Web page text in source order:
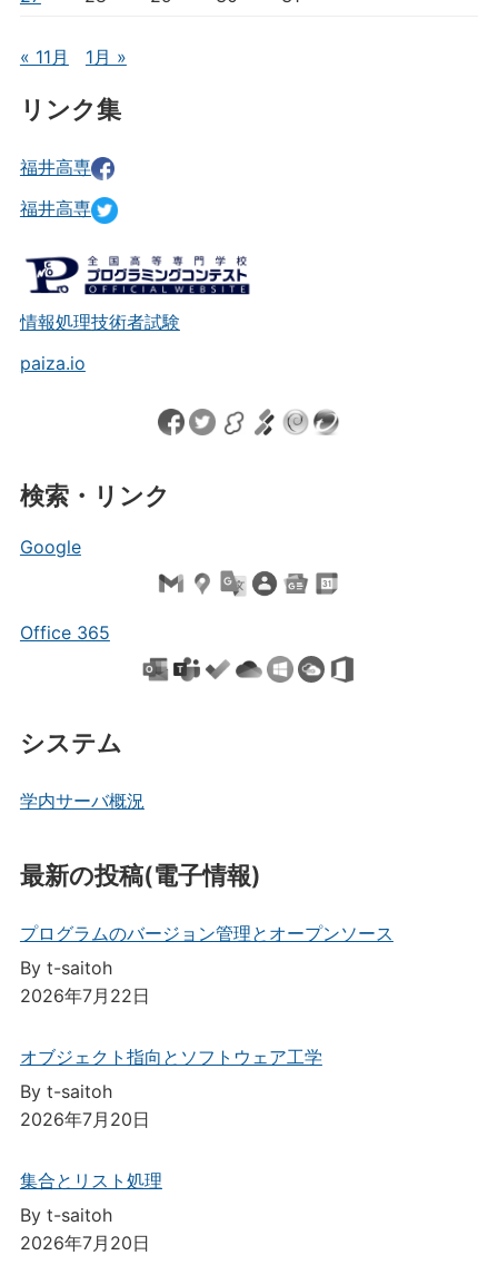
« 11月 1月 »
リンク集
福井高専
福井高専
情報処理技術者試験
paiza.io
検索・リンク
Google
Office 365
システム
学内サーバ概況
最新の投稿(電子情報)
プログラムのバージョン管理とオープンソース
By t-saitoh
2026年7月22日
オブジェクト指向とソフトウェア工学
By t-saitoh
2026年7月20日
集合とリスト処理
By t-saitoh
2026年7月20日